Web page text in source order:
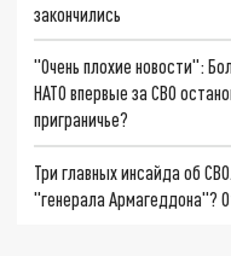
закончились
"Очень плохие новости":
НАТО впервые за СВО
приграничье?
Три главных инсайда об
"генерала Армагеддона"?